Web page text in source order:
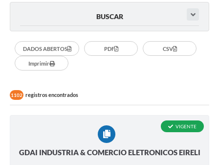
Transparência
Obras
Turismo
Carta de Serviços
BUSCAR
DADOS ABERTOS PDF CSV
Imprimir
1102 registros encontrados
GDAI INDUSTRIA & COMERCIO ELETRONICOS EIRELI
VIGENTE